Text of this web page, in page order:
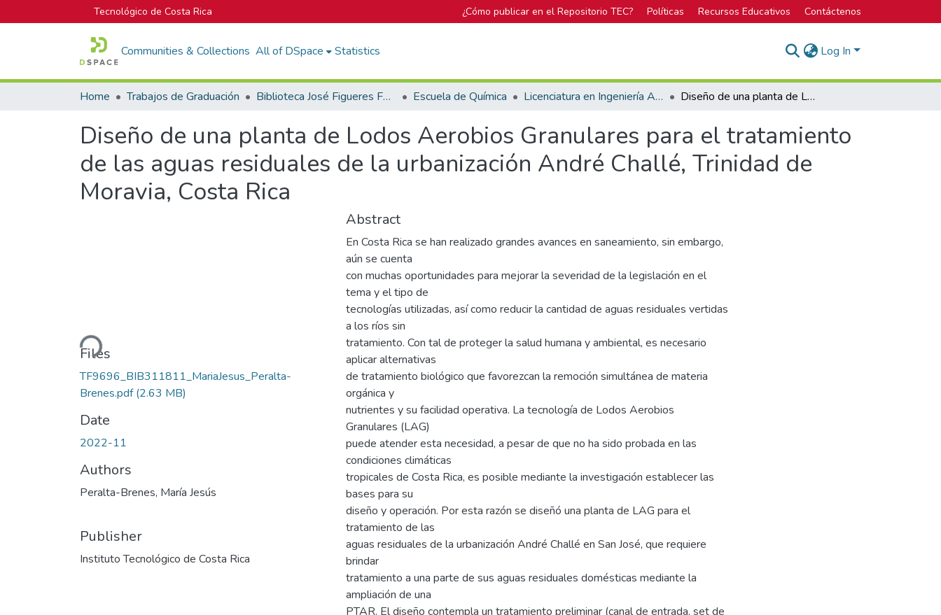
Tecnológico de Costa Rica ¿Cómo publicar en el Repositorio TEC? Políticas Recursos Educativos Contáctenos
Communities & Collections All of DSpace Statistics Log In
Home Trabajos de Graduación Biblioteca José Figueres Ferrer Escuela de Química Licenciatura en Ingeniería Ambiental Diseño de una planta de Lodos Aerobios Granulares para el tratamiento de las aguas residuales de la urbanización André Challé, Trinidad de Moravia, Costa Rica
Diseño de una planta de Lodos Aerobios Granulares para el tratamiento
de las aguas residuales de la urbanización André Challé, Trinidad de
Moravia, Costa Rica
Loading...
Files
TF9696_BIB311811_MariaJesus_Peralta-
Brenes.pdf(2.63 MB)
Date
2022-11
Authors
Peralta-Brenes, María Jesús
Publisher
Instituto Tecnológico de Costa Rica
Abstract
En Costa Rica se han realizado grandes avances en saneamiento, sin embargo,
aún se cuenta
con muchas oportunidades para mejorar la severidad de la legislación en el
tema y el tipo de
tecnologías utilizadas, así como reducir la cantidad de aguas residuales vertidas
a los ríos sin
tratamiento. Con tal de proteger la salud humana y ambiental, es necesario
aplicar alternativas
de tratamiento biológico que favorezcan la remoción simultánea de materia
orgánica y
nutrientes y su facilidad operativa. La tecnología de Lodos Aerobios
Granulares (LAG)
puede atender esta necesidad, a pesar de que no ha sido probada en las
condiciones climáticas
tropicales de Costa Rica, es posible mediante la investigación establecer las
bases para su
diseño y operación. Por esta razón se diseñó una planta de LAG para el
tratamiento de las
aguas residuales de la urbanización André Challé en San José, que requiere
brindar
tratamiento a una parte de sus aguas residuales domésticas mediante la
ampliación de una
PTAR. El diseño contempla un tratamiento preliminar (canal de entrada, set de